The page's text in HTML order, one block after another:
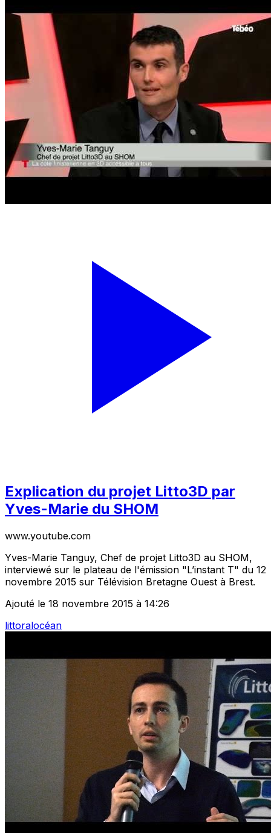
Explication du projet Litto3D par
Yves-Marie du SHOM
www.youtube.com
Yves-Marie Tanguy, Chef de projet Litto3D au SHOM,
interviewé sur le plateau de l'émission "L’instant T" du 12
novembre 2015 sur Télévision Bretagne Ouest à Brest.
Ajouté le 18 novembre 2015 à 14:26
littoralocéan